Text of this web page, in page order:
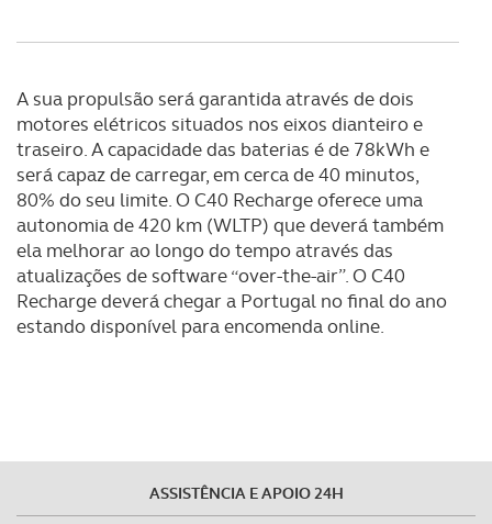
A sua propulsão será garantida através de dois
motores elétricos situados nos eixos dianteiro e
traseiro. A capacidade das baterias é de 78kWh e
será capaz de carregar, em cerca de 40 minutos,
80% do seu limite. O C40 Recharge oferece uma
autonomia de 420 km (WLTP) que deverá também
ela melhorar ao longo do tempo através das
atualizações de software “over-the-air”. O C40
Recharge deverá chegar a Portugal no final do ano
estando disponível para encomenda online.
ASSISTÊNCIA E APOIO 24H